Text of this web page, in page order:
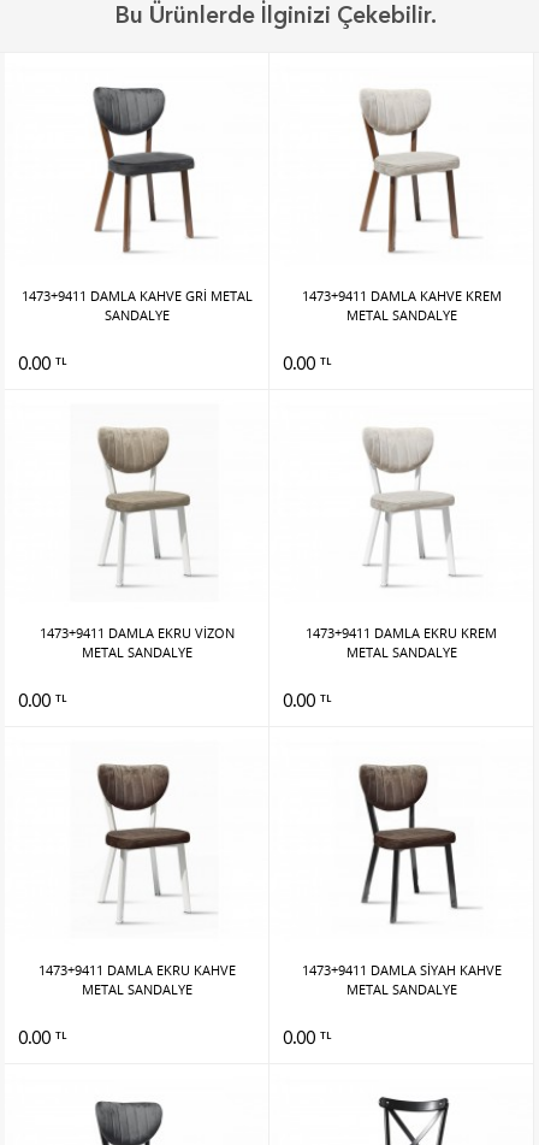
Bu Ürünlerde İlginizi Çekebilir.
1473+9411 DAMLA KAHVE GRİ METAL
SANDALYE
0.00 TL
1473+9411 DAMLA KAHVE KREM
METAL SANDALYE
0.00 TL
1473+9411 DAMLA EKRU VİZON
METAL SANDALYE
0.00 TL
1473+9411 DAMLA EKRU KREM
METAL SANDALYE
0.00 TL
1473+9411 DAMLA EKRU KAHVE
METAL SANDALYE
0.00 TL
1473+9411 DAMLA SİYAH KAHVE
METAL SANDALYE
0.00 TL